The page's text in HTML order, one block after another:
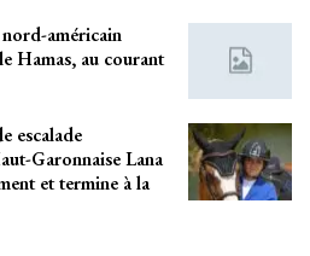
américain
Hamas, au courant
escalade
Garonnaise Lana
et termine à la